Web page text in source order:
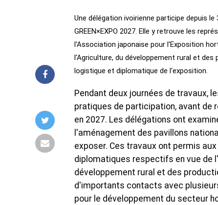
Une délégation ivoirienne participe depuis
GREEN×EXPO 2027. Elle y retrouve les
l'Association japonaise pour l'Exposition
l'Agriculture, du développement rural et
logistique et diplomatique de l'exposition.
Pendant deux journées de travaux,
pratiques de participation, avant de
en 2027. Les délégations ont
l'aménagement des pavillons
exposer. Ces travaux ont permis
diplomatiques respectifs en vue de
développement rural et des
d'importants contacts avec
pour le développement du secteur